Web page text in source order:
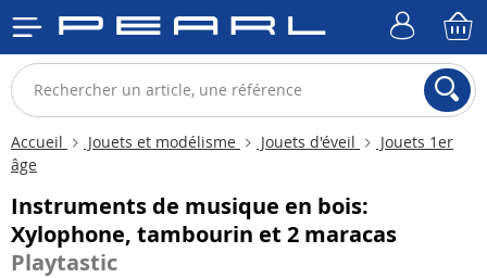
Accueil Jouets et modélisme Jouets d'éveil
Jouets 1er
âge
Instruments de musique en bois:
Xylophone, tambourin et 2 maracas
Playtastic